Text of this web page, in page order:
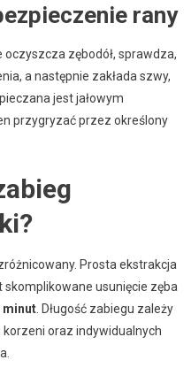
rany
oczyszcza zębodół, sprawdza,
a następnie zakłada szwy,
jest jałowym
przygryzać przez określony
Prosta ekstrakcja
skomplikowane usunięcie zęba
minut. Długość zabiegu zależy
korzeni oraz indywidualnych